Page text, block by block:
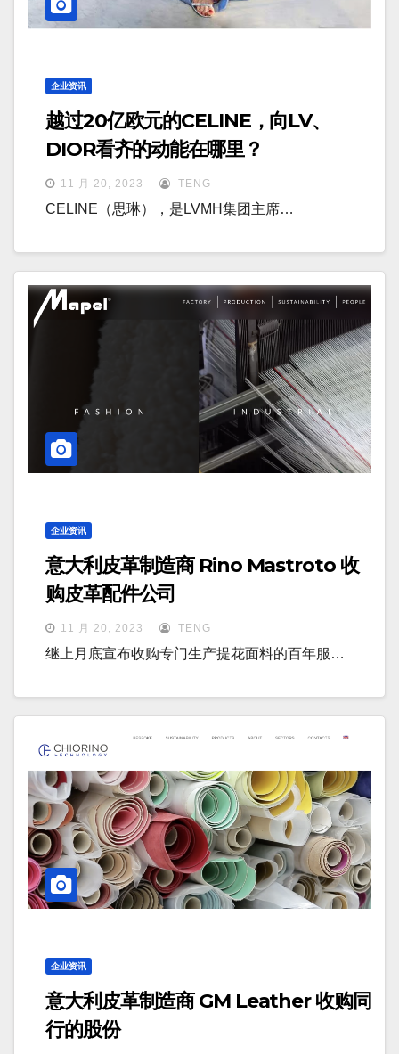
企业资讯
越过20亿欧元的CELINE，向LV、
DIOR看齐的动能在哪里？
11 月 20, 2023 TENG
CELINE（思琳），是LVMH集团主席…
企业资讯
意大利皮革制造商 Rino Mastroto 收
购皮革配件公司
11 月 20, 2023 TENG
继上月底宣布收购专门生产提花面料的百年服…
企业资讯
意大利皮革制造商 GM Leather 收购同
行的股份